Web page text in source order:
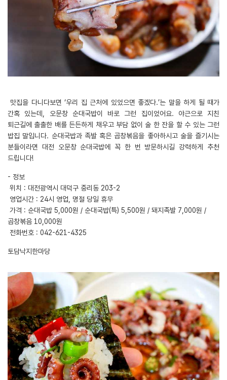
맛집을 다니다보면 ‘우리 집 근처에 있었으면 좋겠다.’는 말을 하게 될 때가
간혹 있는데, 오문창 순대국밥이 바로 그런 집이었어요. 야근으로 지친
퇴근길에 출출한 배를 든든하게 채우고 부담 없이 술 한 잔을 할 수 있는 그런
밥집 말입니다. 순대국밥과 족발 혹은 곱창볶음을 좋아하시고 술을 즐기시는
분들이라면 대전 오문창 순대국밥에 꼭 한 번 방문하시길 강력하게 추천
드립니다!
- 정보
위치 : 대전광역시 대덕구 중리동 203-2
영업시간 : 24시 영업, 명절 당일 휴무
가격 : 순대국밥 5,000원 / 순대국밥(특) 5,500원 / 돼지족발 7,000원 /
곱창볶음 10,000원
전화번호 : 042-621-4325
토담낙지한마당